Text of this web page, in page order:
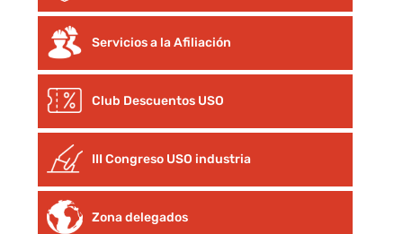
Servicios a la Afiliación
Club Descuentos USO
III Congreso USO industria
Zona delegados